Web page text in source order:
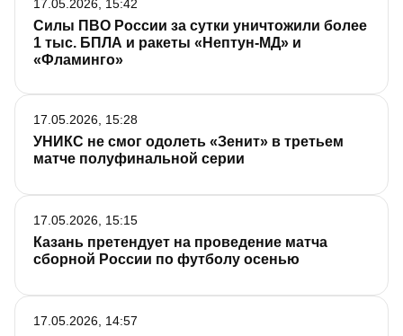
Силы ПВО России за сутки уничтожили более
1 тыс. БПЛА и ракеты «Нептун-МД» и
«Фламинго»
17.05.2026, 15:42
УНИКС не смог одолеть «Зенит» в третьем
матче полуфинальной серии
17.05.2026, 15:28
Казань претендует на проведение матча
сборной России по футболу осенью
17.05.2026, 15:15
17.05.2026, 14:57